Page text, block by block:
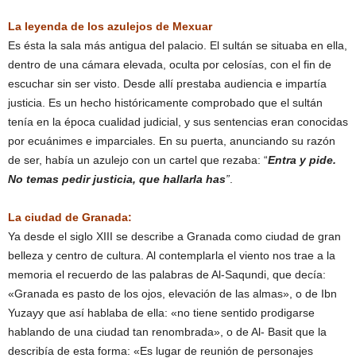
La leyenda de los azulejos de Mexuar
Es ésta la sala más antigua del palacio. El sultán se situaba en ella,
dentro de una cámara elevada, oculta por celosías, con el fin de
escuchar sin ser visto. Desde allí prestaba audiencia e impartía
justicia. Es un hecho históricamente comprobado que el sultán
tenía en la época cualidad judicial, y sus sentencias eran conocidas
por ecuánimes e imparciales. En su puerta, anunciando su razón
de ser, había un azulejo con un cartel que rezaba: “Entra y pide.
No temas pedir justicia, que hallarla has”
La ciudad de Granada:
Ya desde el siglo XIII se describe a Granada como ciudad de gran
belleza y centro de cultura. Al contemplarla el viento nos trae a la
memoria el recuerdo de las palabras de Al-Saqundi, que decía:
«Granada es pasto de los ojos, elevación de las almas», o de Ibn
Yuzayy que así hablaba de ella: «no tiene sentido prodigarse
hablando de una ciudad tan renombrada», o de Al- Basit que la
describía de esta forma: «Es lugar de reunión de personajes